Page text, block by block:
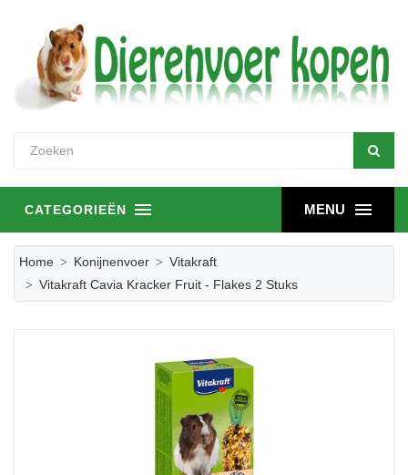
MENU
CATEGORIEËN
Home Konijnenvoer
Vitakraft
Vitakraft Cavia Kracker Fruit - Flakes 2 Stuks